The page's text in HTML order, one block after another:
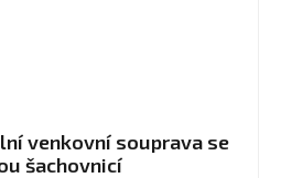
venkovní souprava se
šachovnicí